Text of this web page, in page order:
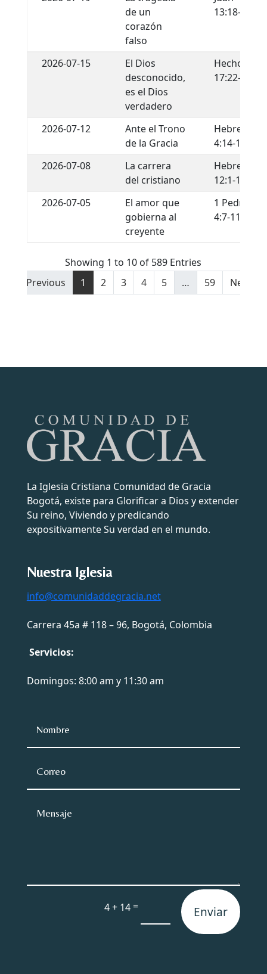
de un
corazón
falso
13:18-22
2026-07-15
El Dios
desconocido,
es el Dios
verdadero
Hechos
17:22-34
2026-07-12
Ante el Trono
de la Gracia
Hebreos
4:14-16
2026-07-08
La carrera
del cristiano
Hebreos
12:1-13
2026-07-05
El amor que
gobierna al
creyente
1 Pedro
4:7-11
Showing 1 to 10 of 589 Entries
Previous
1 2 3 4 5 … 59 Next
La Iglesia Cristiana Comunidad de Gracia
Bogotá, existe para Glorificar a Dios y extender
Su reino, Viviendo y predicando
expositivamente Su verdad en el mundo.
Nuestra Iglesia
info@comunidaddegracia.net
Carrera 45a # 118 – 96, Bogotá, Colombia
Servicios:
Domingos: 8:00 am y 11:30 am
4 + 14= Enviar